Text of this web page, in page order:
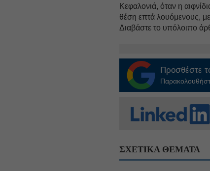
Κεφαλονιά, όταν η
θέση επτά λουόμενους,
Διαβάστε το υπόλοιπο
Προσθέστε
ΣΧΕΤΙΚΑ ΘΕΜΑΤΑ